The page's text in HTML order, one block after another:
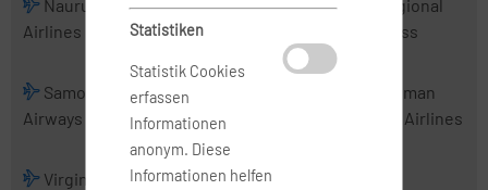
Nauru
Airlines
PNG Air
Real Tonga
Regional
Express
Samoa
Airways
Skytrans
Airlines
Tasman
Cargo Airlines
Virgin
Virgin
Statistiken
Statistik Cookies
erfassen
Informationen
anonym. Diese
Informationen helfen